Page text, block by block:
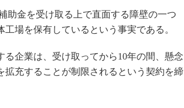
助金を受け取る上で直面する障壁の一つ
場を保有しているという事実である。
企業は、受け取ってから10年の間、懸念
充することが制限されるという契約を締